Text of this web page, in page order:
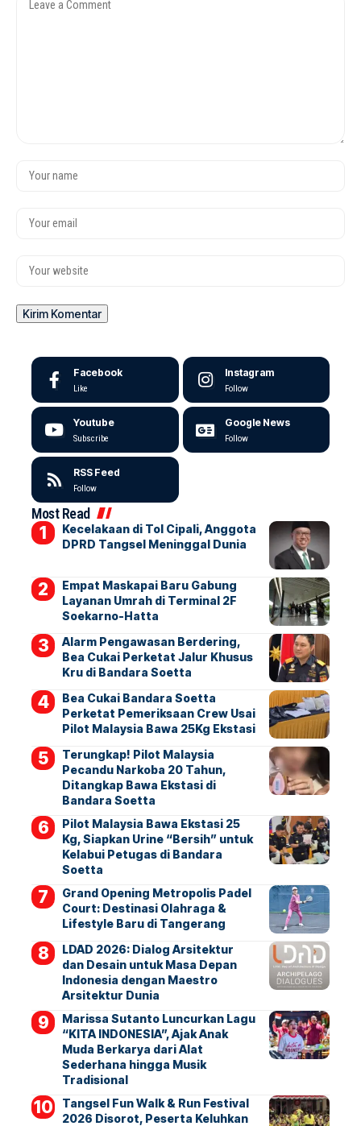
Facebook
Like
Instagram
Follow
Youtube
Subscribe
Google News
Follow
RSS Feed
Follow
Most Read
Kecelakaan di Tol Cipali, Anggota
DPRD Tangsel Meninggal Dunia
Empat Maskapai Baru Gabung
Layanan Umrah di Terminal 2F
Soekarno-Hatta
Alarm Pengawasan Berdering,
Bea Cukai Perketat Jalur Khusus
Kru di Bandara Soetta
Bea Cukai Bandara Soetta
Perketat Pemeriksaan Crew Usai
Pilot Malaysia Bawa 25Kg Ekstasi
Terungkap! Pilot Malaysia
Pecandu Narkoba 20 Tahun,
Ditangkap Bawa Ekstasi di
Bandara Soetta
Pilot Malaysia Bawa Ekstasi 25
Kg, Siapkan Urine “Bersih” untuk
Kelabui Petugas di Bandara
Soetta
Grand Opening Metropolis Padel
Court: Destinasi Olahraga &
Lifestyle Baru di Tangerang
LDAD 2026: Dialog Arsitektur
dan Desain untuk Masa Depan
Indonesia dengan Maestro
Arsitektur Dunia
Marissa Sutanto Luncurkan Lagu
“KITA INDONESIA”, Ajak Anak
Muda Berkarya dari Alat
Sederhana hingga Musik
Tradisional
Tangsel Fun Walk & Run Festival
2026 Disorot, Peserta Keluhkan